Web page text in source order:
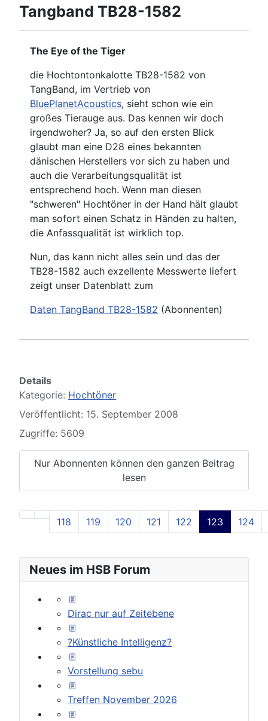
Neues im HSB Forum
Dirac nur auf Zeitebene
?Künstliche Intelligenz?
Vorstellung sebu
Treffen November 2026
Tangband TB28-1582
The Eye of the Tiger
die Hochtontonkalotte TB28-1582 von
TangBand, im Vertrieb von
BluePlanetAcoustics, sieht schon wie ein
großes Tierauge aus. Das kennen wir doch
irgendwoher? Ja, so auf den ersten Blick
glaubt man eine D28 eines bekannten
dänischen Herstellers vor sich zu haben und
auch die Verarbeitungsqualität ist
entsprechend hoch. Wenn man diesen
"schweren" Hochtöner in der Hand hält glaubt
man sofort einen Schatz in Händen zu halten,
die Anfassqualität ist wirklich top.
Nun, das kann nicht alles sein und das der
TB28-1582 auch exzellente Messwerte liefert
zeigt unser Datenblatt zum
Daten TangBand TB28-1582 (Abonnenten)
Details
Kategorie: Hochtöner
Veröffentlicht: 15. September 2008
Zugriffe: 5609
Nur Abonnenten können den ganzen Beitrag
lesen
Seite 123 von 129
118 119 120 121 122 123 124